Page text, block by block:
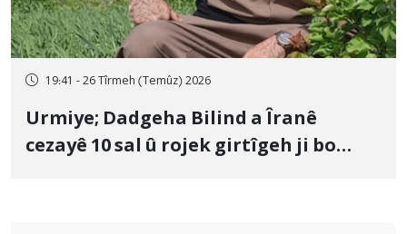
19:41 - 26 Tîrmeh (Temûz) 2026
Urmiye; Dadgeha Bilind a Îranê
cezayê 10 sal û rojek girtîgeh ji bo